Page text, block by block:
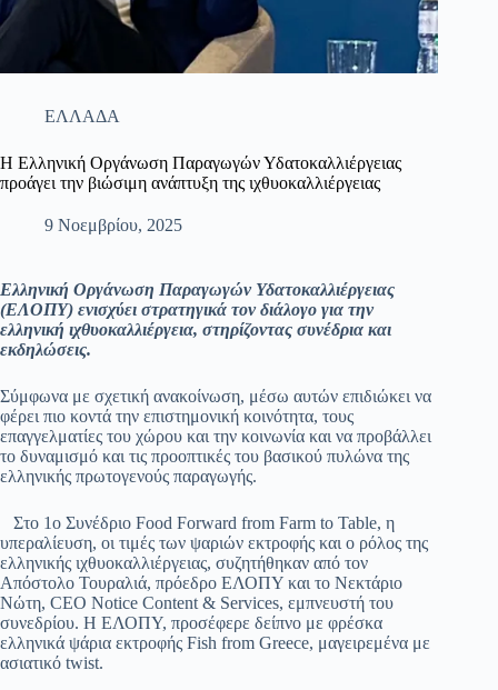
ΕΛΛΑΔΑ
Η Ελληνική Οργάνωση Παραγωγών Υδατοκαλλιέργειας
προάγει την βιώσιμη ανάπτυξη της ιχθυοκαλλιέργειας
9 Νοεμβρίου, 2025
Ελληνική Οργάνωση Παραγωγών Υδατοκαλλιέργειας
(ΕΛΟΠΥ) ενισχύει στρατηγικά τον διάλογο για την
ελληνική ιχθυοκαλλιέργεια, στηρίζοντας συνέδρια και
εκδηλώσεις.
Σύμφωνα με σχετική ανακοίνωση, μέσω αυτών επιδιώκει να
φέρει πιο κοντά την επιστημονική κοινότητα, τους
επαγγελματίες του χώρου και την κοινωνία και να προβάλλει
το δυναμισμό και τις προοπτικές του βασικού πυλώνα της
ελληνικής πρωτογενούς παραγωγής.
Στο 1ο Συνέδριο Food Forward from Farm to Table, η
υπεραλίευση, οι τιμές των ψαριών εκτροφής και ο ρόλος της
ελληνικής ιχθυοκαλλιέργειας, συζητήθηκαν από τον
Απόστολο Τουραλιά, πρόεδρο ΕΛΟΠΥ και το Νεκτάριο
Νώτη, CEO Notice Content & Services, εμπνευστή του
συνεδρίου. Η ΕΛΟΠΥ, προσέφερε δείπνο με φρέσκα
ελληνικά ψάρια εκτροφής Fish from Greece, μαγειρεμένα με
ασιατικό twist.